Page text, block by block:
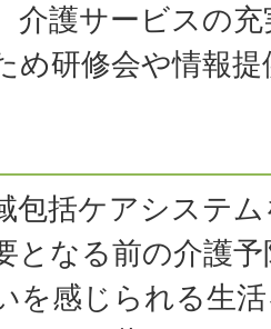
介護サービスの
め研修会や情報
包括ケアシステ
となる前の介護
を感じられる生